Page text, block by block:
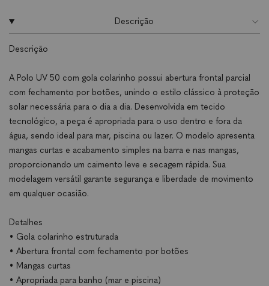
Descrição
Descrição
A Polo UV 50 com gola colarinho possui abertura frontal parcial
com fechamento por botões, unindo o estilo clássico à proteção
solar necessária para o dia a dia. Desenvolvida em tecido
tecnológico, a peça é apropriada para o uso dentro e fora da
água, sendo ideal para mar, piscina ou lazer. O modelo apresenta
mangas curtas e acabamento simples na barra e nas mangas,
proporcionando um caimento leve e secagem rápida. Sua
modelagem versátil garante segurança e liberdade de movimento
em qualquer ocasião.
Detalhes
• Gola colarinho estruturada
• Abertura frontal com fechamento por botões
• Mangas curtas
• Apropriada para banho (mar e piscina)